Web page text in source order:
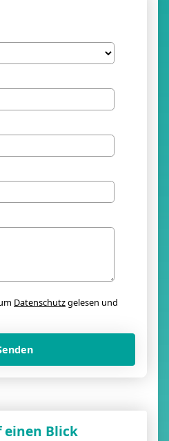
Datenschutzgelesen und
Blick